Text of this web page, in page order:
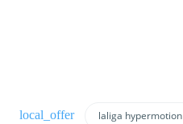
laliga hypermotion